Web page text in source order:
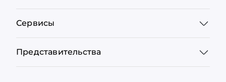
Сервисы
Представительства